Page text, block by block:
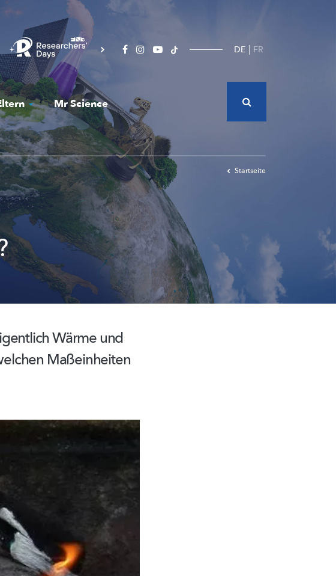
DE FR
Mr Science
Startseite
Wärme und
Maßeinheiten